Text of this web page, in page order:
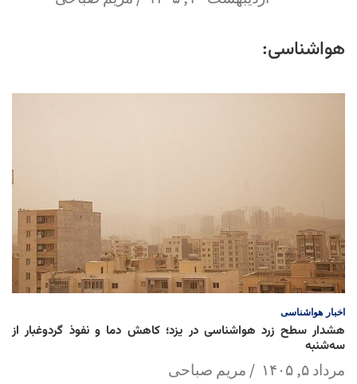
هواشناسی:
اخبار هواشناسی
هشدار سطح زرد هواشناسی در یزد؛ کاهش دما و نفوذ گردوغبار از
سه‌شنبه
مرداد ۵, ۱۴۰۵ مریم صباحی